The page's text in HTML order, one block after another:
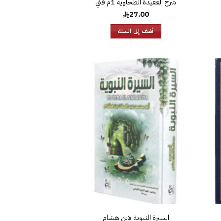
27.00
أضف إلى السلة
السيرة النبوية لابن هشام